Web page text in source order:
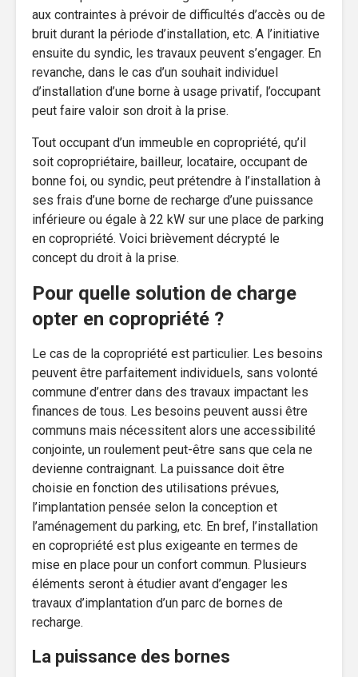
aux contraintes à prévoir de difficultés d’accès ou de
bruit durant la période d’installation, etc. A l’initiative
ensuite du syndic, les travaux peuvent s’engager. En
revanche, dans le cas d’un souhait individuel
d’installation d’une borne à usage privatif, l’occupant
peut faire valoir son droit à la prise.
Tout occupant d’un immeuble en copropriété, qu’il
soit copropriétaire, bailleur, locataire, occupant de
bonne foi, ou syndic, peut prétendre à l’installation à
ses frais d’une borne de recharge d’une puissance
inférieure ou égale à 22 kW sur une place de parking
en copropriété. Voici brièvement décrypté le
concept du droit à la prise.
Pour quelle solution de charge
opter en copropriété ?
Le cas de la copropriété est particulier. Les besoins
peuvent être parfaitement individuels, sans volonté
commune d’entrer dans des travaux impactant les
finances de tous. Les besoins peuvent aussi être
communs mais nécessitent alors une accessibilité
conjointe, un roulement peut-être sans que cela ne
devienne contraignant. La puissance doit être
choisie en fonction des utilisations prévues,
l’implantation pensée selon la conception et
l’aménagement du parking, etc. En bref, l’installation
en copropriété est plus exigeante en termes de
mise en place pour un confort commun. Plusieurs
éléments seront à étudier avant d’engager les
travaux d’implantation d’un parc de bornes de
recharge.
La puissance des bornes